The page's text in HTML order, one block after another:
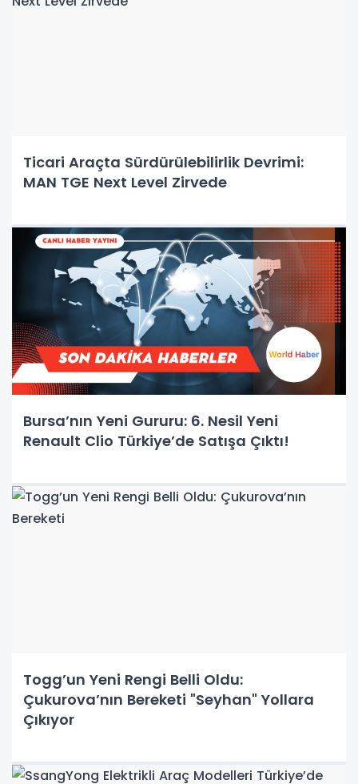
Ticari Araçta Sürdürülebilirlik Devrimi:
MAN TGE Next Level Zirvede
Bursa’nın Yeni Gururu: 6. Nesil Yeni
Renault Clio Türkiye’de Satışa Çıktı!
Togg’un Yeni Rengi Belli Oldu:
Çukurova’nın Bereketi "Seyhan" Yollara
Çıkıyor